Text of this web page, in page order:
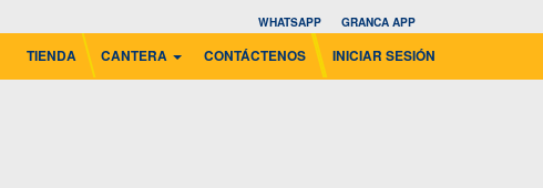
TIENDA CANTERA CONTÁCTENOS INICIAR SESIÓN
WHATSAPP GRANCA APP